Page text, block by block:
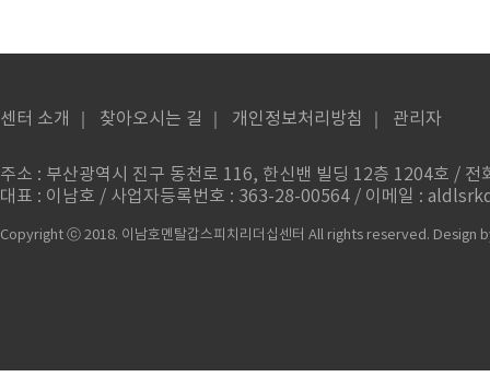
센터 소개 찾아오시는 길 개인정보처리방침 관리자
주소 : 부산광역시 진구 동천로 116, 한신밴 빌딩 12층 1204호 /
대표 : 이남호 / 사업자등록번호 : 363-28-00564 / 이메일 :
Copyright ⓒ 2018. 이남호멘탈갑스피치리더십센터 All rights reserved. Design